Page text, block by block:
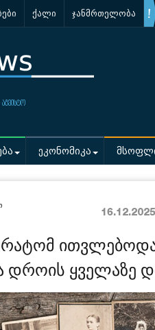
ქალი ჯანმრთელობა
აგვისტო
ეკონომიკა
დროის ყველაზე